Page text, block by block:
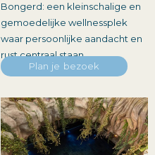
Bongerd: een kleinschalige en
gemoedelijke wellnessplek
waar persoonlijke aandacht en
rust centraal staan.
Plan je bezoek